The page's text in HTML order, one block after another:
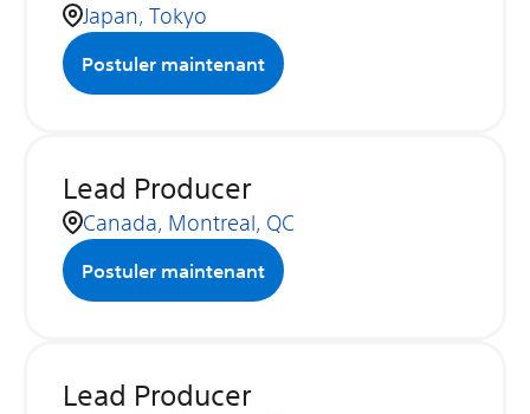
Japan, Tokyo
Postuler maintenant
Lead Producer
Canada, Montreal, QC
Postuler maintenant
Lead Producer